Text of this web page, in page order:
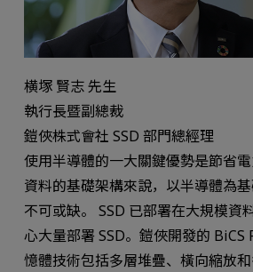
使用半導體的一大關鍵優勢是節省
資料的基礎架構來說，以半導體為
不可或缺。 SSD 已部署在大規模資
心大量部署 SSD。鎧俠開發的 BiCS
憶體技術包括多層堆疊、橫向縮放
横塚 賢志 先生
執行長暨副總裁
鎧俠株式會社 SSD 部門總經理